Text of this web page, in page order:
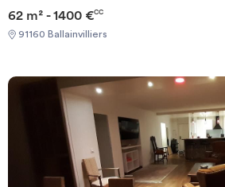
62 m² - 1400 €CC
91160 Ballainvilliers